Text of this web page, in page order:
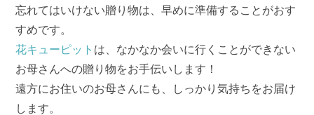
忘れてはいけない贈り物は、早めに準備することがおす
すめです。
花キューピット は、なかなか会いに行くことができない
お母さんへの贈り物をお手伝いします！
遠方にお住いのお母さんにも、しっかり気持ちをお届け
します。